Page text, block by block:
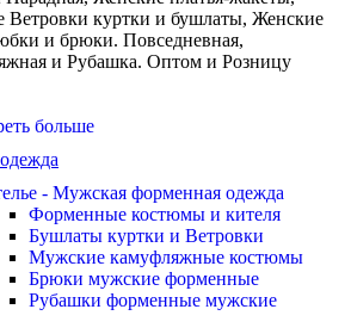
Ветровки куртки и бушлаты, Женские
и брюки. Повседневная,
и Рубашка. Оптом и Розницу
больше
- Мужская форменная одежда
Форменные костюмы и кителя
Бушлаты куртки и Ветровки
Мужские камуфляжные костюмы
Брюки мужские форменные
Рубашки форменные мужские